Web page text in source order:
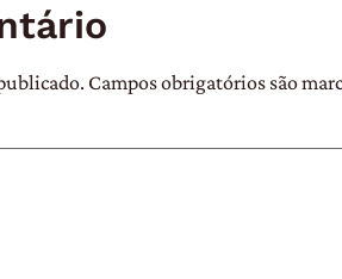
Campos obrigatórios são